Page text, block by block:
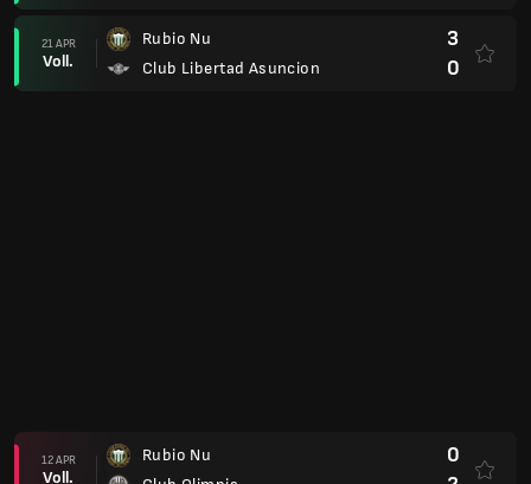
21 APR
Voll.
Rubio Nu
Club Libertad Asuncion
3
0
23 MÄR
Voll.
Rubio Nu
Sportivo Ameliano
1
2